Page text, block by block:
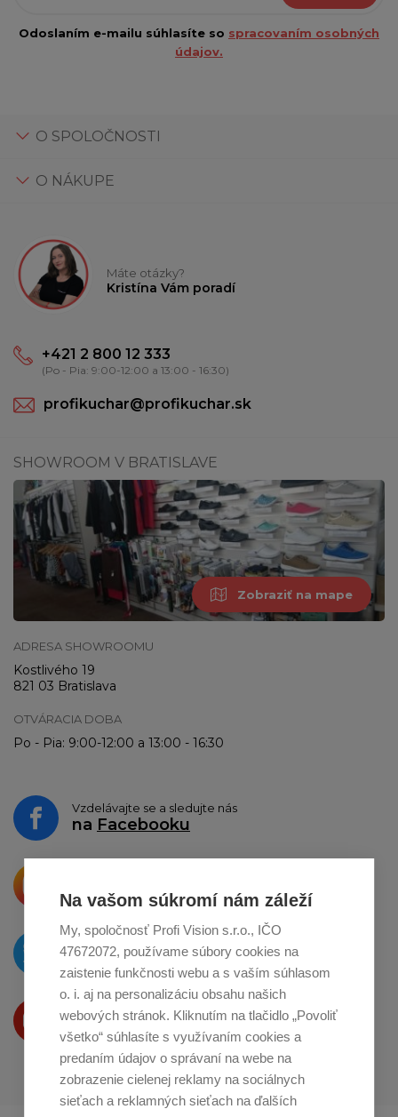
Odoslaním e-mailu súhlasíte so spracovaním osobných
údajov.
O SPOLOČNOSTI
O NÁKUPE
Máte otázky?
Kristína Vám poradí
+421 2 800 12 333
(Po - Pia: 9:00-12:00 a 13:00 - 16:30)
profikuchar@profikuchar.sk
SHOWROOM V BRATISLAVE
Zobraziť na mape
ADRESA SHOWROOMU
Kostlivého 19
821 03 Bratislava
OTVÁRACIA DOBA
Po - Pia: 9:00-12:00 a 13:00 - 16:30
Vzdelávajte se a sledujte nás
na Facebooku
o zdieľanie naInstagrame
O novinkách píšeme
naTwitteri
Produkty Vám predstavujeme
na Youtube
Na vašom súkromí nám záleží
My, spoločnosť Profi Vision s.r.o., IČO
47672072, používame súbory cookies na
zaistenie funkčnosti webu a s vaším súhlasom
o. i. aj na personalizáciu obsahu našich
webových stránok. Kliknutím na tlačidlo „Povoliť
všetko“ súhlasíte s využívaním cookies a
predaním údajov o správaní na webe na
zobrazenie cielenej reklamy na sociálnych
sieťach a reklamných sieťach na ďalších